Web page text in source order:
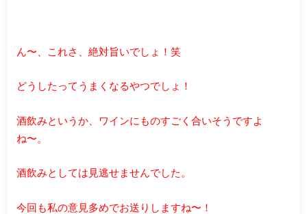
ん〜、これさ、絶対旨いでしょ！笑
どうしたってうまくなるやつでしょ！
酒飲みというか、ワインにものすごく合いそうですよ
ね〜。
酒飲みとしては見逃せませんでした。
今回も私の意見多めでお送りしますね〜！